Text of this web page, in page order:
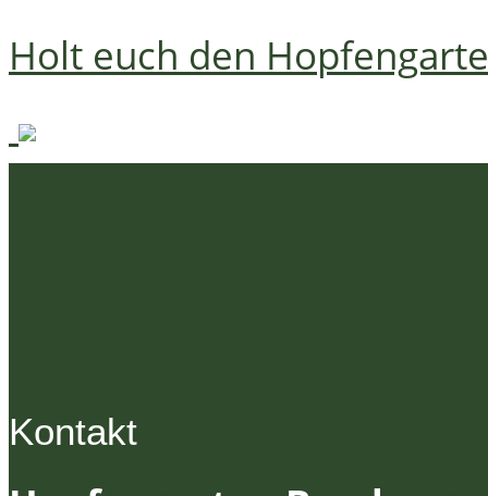
Holt euch den
Kontakt